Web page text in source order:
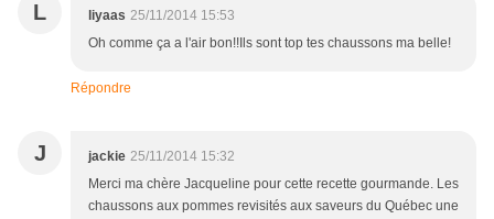
L liyaas 25/11/2014 15:53
Oh comme ça a l'air bon!!Ils sont top tes chaussons ma belle!
Répondre
J jackie 25/11/2014 15:32
Merci ma chère Jacqueline pour cette recette gourmande. Les
chaussons aux pommes revisités aux saveurs du Québec une